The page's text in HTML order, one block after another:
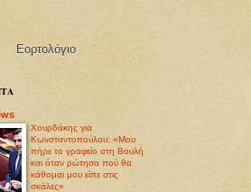
Εορτολόγιο
Χουρδάκης για
Κωνσταντοπούλου: «Μου
πήρε το γραφείο στη Βουλή
και όταν ρώτησα πού θα
κάθομαι μου είπε στις
σκάλες»